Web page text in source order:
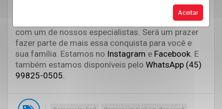
Aceitar
Conte com uma equipe especializada no mercado
imobiliário de Cascavel e região. Venha conversar
com um de nossos especialistas. Será um prazer
fazer parte de mais essa conquista para você e
sua família. Estamos no Instagram e Facebook . E
também estamos disponíveis pelo WhatsApp (45)
99825-0505.